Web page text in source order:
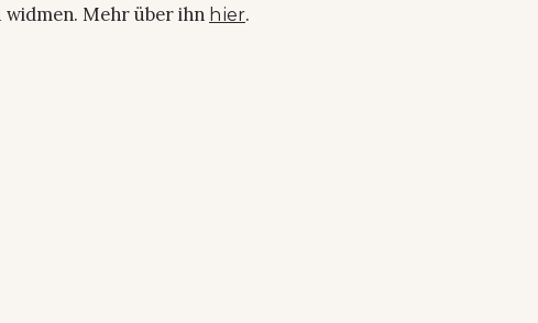
Mehr über ihn hier.